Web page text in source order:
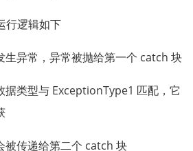
行逻辑如下
生异常，异常被抛给第一个 catch 块
据类型与 ExceptionType1 匹配，它
被传递给第二个 catch 块